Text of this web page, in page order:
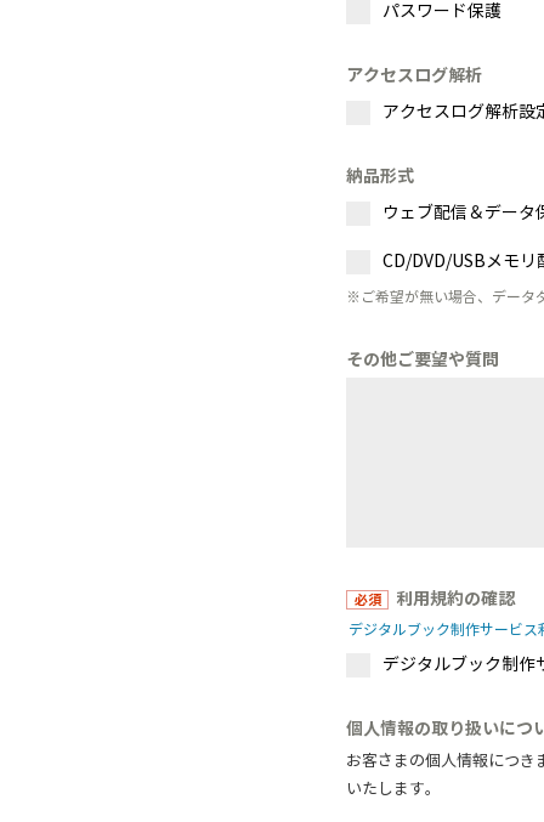
パスワード保護
アクセスログ解析
アクセスログ解析設
納品形式
ウェブ配信＆データ
CD/DVD/USBメモリ
※ご希望が無い場合、データ
その他ご要望や質問
利用規約の確認
デジタルブック制作サービス
デジタルブック制作
個人情報の取り扱いにつ
お客さまの個人情報につき
いたします。